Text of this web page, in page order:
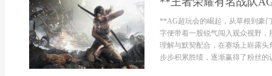
**AG超玩会的崛起，从草根到豪
字便带着一股锐气闯入观众视野
理解与默契配合，在赛场上崭露
步步积累胜绩，逐渐赢得了粉丝